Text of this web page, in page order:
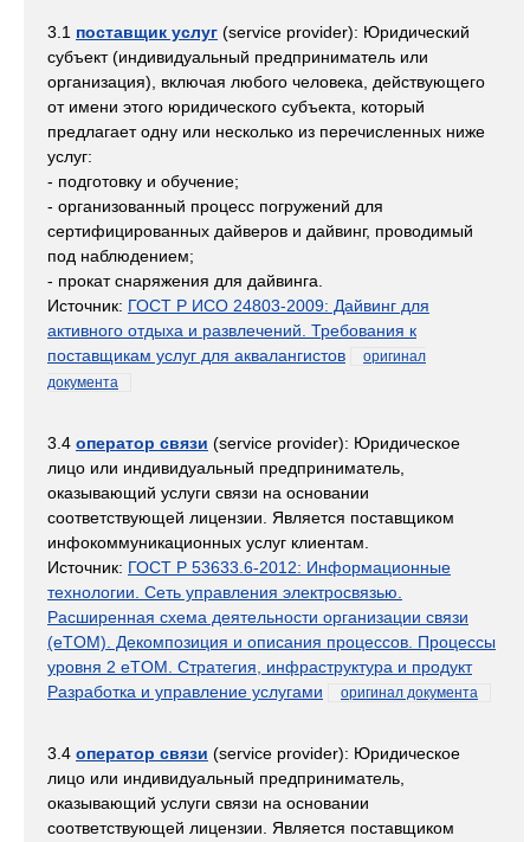
3.1 поставщик услуг (service provider): Юридический
субъект (индивидуальный предприниматель или
организация), включая любого человека, действующего
от имени этого юридического субъекта, который
предлагает одну или несколько из перечисленных ниже
услуг:
- подготовку и обучение;
- организованный процесс погружений для
сертифицированных дайверов и дайвинг, проводимый
под наблюдением;
- прокат снаряжения для дайвинга.
Источник: ГОСТ Р ИСО 24803-2009: Дайвинг для
активного отдыха и развлечений. Требования к
поставщикам услуг для аквалангистов
оригинал
документа
3.4 оператор связи (service provider): Юридическое
лицо или индивидуальный предприниматель,
оказывающий услуги связи на основании
соответствующей лицензии. Является поставщиком
инфокоммуникационных услуг клиентам.
Источник: ГОСТ Р 53633.6-2012: Информационные
технологии. Сеть управления электросвязью.
Расширенная схема деятельности организации связи
(eTOM). Декомпозиция и описания процессов. Процессы
уровня 2 eTOM. Стратегия, инфраструктура и продукт
Разработка и управление услугами
оригинал документа
3.4 оператор связи (service provider): Юридическое
лицо или индивидуальный предприниматель,
оказывающий услуги связи на основании
соответствующей лицензии. Является поставщиком